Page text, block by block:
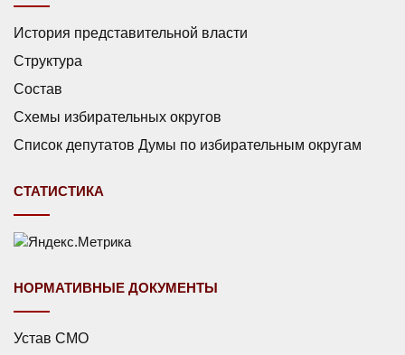
История представительной власти
Структура
Состав
Схемы избирательных округов
Список депутатов Думы по избирательным округам
СТАТИСТИКА
НОРМАТИВНЫЕ ДОКУМЕНТЫ
Устав СМО